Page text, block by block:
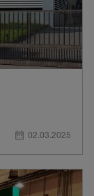
02.03.2025